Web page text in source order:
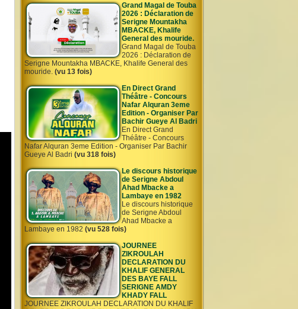
Grand Magal de Touba
2026 : Déclaration de
Serigne Mountakha
MBACKE, Khalife
General des mouride.
Grand Magal de Touba
2026 : Déclaration de
Serigne Mountakha MBACKE, Khalife General des
mouride. (vu 13 fois)
En Direct Grand
Théâtre - Concours
Nafar Alquran 3eme
Edition - Organiser Par
Bachir Gueye Al Badri
En Direct Grand
Théâtre - Concours
Nafar Alquran 3eme Edition - Organiser Par Bachir
Gueye Al Badri (vu 318 fois)
Le discours historique
de Serigne Abdoul
Ahad Mbacke a
Lambaye en 1982
Le discours historique
de Serigne Abdoul
Ahad Mbacke a
Lambaye en 1982 (vu 528 fois)
JOURNEE
ZIKROULAH
DECLARATION DU
KHALIF GENERAL
DES BAYE FALL
SERIGNE AMDY
KHADY FALL
JOURNEE ZIKROULAH DECLARATION DU KHALIF